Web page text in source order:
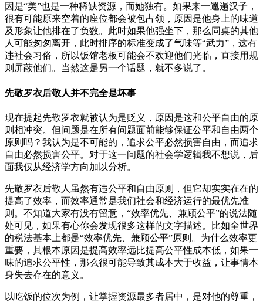
因是“美”也是一种稀缺资源，而她独有。如果来一邋遢汉子，
很有可能原来空着的座位都会被包占领，原因是他身上的味道
及形象让他排在了负数。此时如果他强坐下，那么同桌的其他
人可能匆匆离开，此时排序的标准变成了气味等“武力”，这有
违社会习俗，所以饭馆老板可能会不欢迎他们光临，直接用规
则屏蔽他们。当然这是另一个话题，就不多说了。
先敬罗衣后敬人并不完全是坏事
现在提起先敬罗衣就被认为是贬义，原因是这和公平自由的原
则相冲突。但问题是在所有问题面前能够保证公平和自由两个
原则吗？我认为是不可能的，追求公平必然损害自由，而追求
自由必然损害公平。对于这一问题的社会学逻辑我不想说，后
面我仅从经济学方向加以分析。
先敬罗衣后敬人虽然有违公平和自由原则，但它却实实在在的
提高了效率，而效率通常是我们社会和经济运行的最优先准
则。不知道大家有没有留意，“效率优先、兼顾公平”的说法随
处可见，如果有心你会发现很多这样的文字描述。比如全世界
的税法基本上都是“效率优先、兼顾公平”原则。为什么效率更
重要，其根本原因是提高效率远比提高公平性成本低，如果一
味的追求公平性，那么很可能导致其成本大于收益，让事情本
身失去存在的意义。
以吃饭的位次为例，让掌握资源最多者居中，是对他的尊重，